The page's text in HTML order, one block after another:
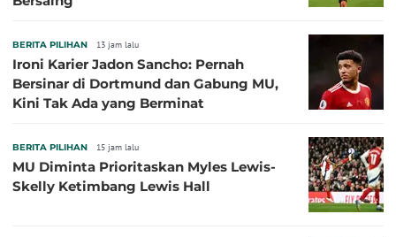
BERITA PILIHAN 13 jam lalu
Ironi Karier Jadon Sancho: Pernah
Bersinar di Dortmund dan Gabung MU,
Kini Tak Ada yang Berminat
BERITA PILIHAN 15 jam lalu
MU Diminta Prioritaskan Myles Lewis-
Skelly Ketimbang Lewis Hall